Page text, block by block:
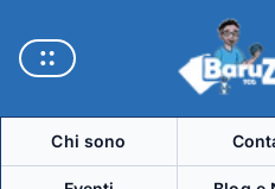
Chi sono